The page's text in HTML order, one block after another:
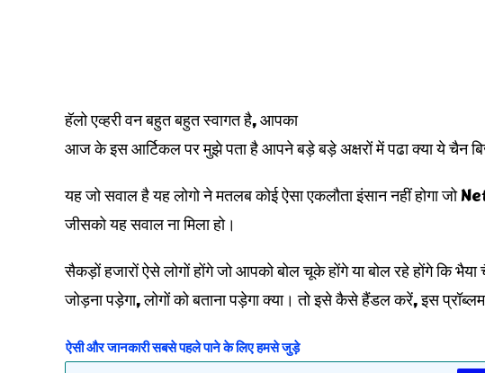
हॅलो एव्हरी वन बहुत बहुत स्वागत है, आपका
आज के इस आर्टिकल पर मुझे पता है आपने बड़े बड़े अक्षरों में पढा क्या ये चैन
यह जो सवाल है यह लोगो ने मतलब कोई ऐसा एकलौता इंसान नहीं
जीसको यह सवाल ना मिला हो।
सैकड़ों हजारों ऐसे लोगों होंगे जो आपको बोल चूके होंगे या बोल रहे होंगे कि
जोड़ना पड़ेगा, लोगों को बताना पड़ेगा क्या। तो इसे कैसे हैंडल करें, इस
ऐसी और जानकारी सबसे पहले पाने के लिए हमसे जुड़े